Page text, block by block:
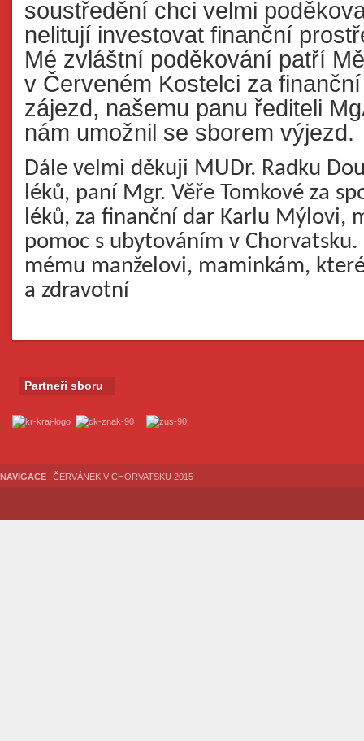
soustředění chci velmi
nelitují investovat finanční
Mé zvláštní poděkování patří
v Červeném Kostelci za
zájezd, našemu panu řediteli
nám umožnil se sborem výjezd.
Dále velmi děkuji MUDr. Radku
léků, paní Mgr. Věře Tomkové za
léků, za finanční dar Karlu Mýlovi,
pomoc s ubytováním v
mému manželovi, maminkám,
a zdravotní
Partneři sboru
NAVIGACE ČERVÁNEK V CHORVATSKU 2015